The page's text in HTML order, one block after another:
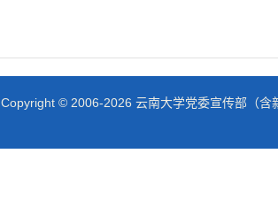
Copyright © 2006-2026 云南大学党委宣传部（含